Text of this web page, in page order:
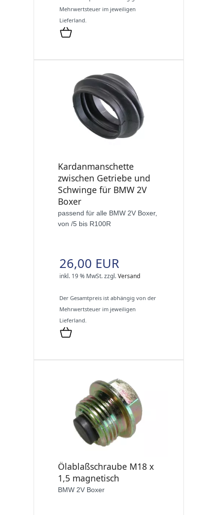
Mehrwertsteuer im jeweiligen
Lieferland.
Kardanmanschette
zwischen Getriebe und
Schwinge für BMW 2V
Boxer
passend für alle BMW 2V Boxer,
von /5 bis R100R
26,00 EUR
inkl. 19 % MwSt.zzgl.Versand
Der Gesamtpreis ist abhängig von der
Mehrwertsteuer im jeweiligen
Lieferland.
Ölablaßschraube M18 x
1,5 magnetisch
BMW 2V Boxer